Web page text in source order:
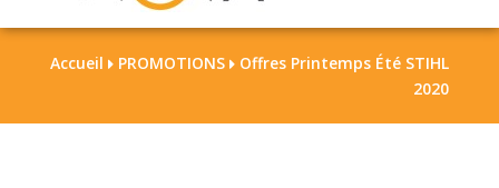
Accueil  PROMOTIONS  Offres Printemps Été STIHL
2020